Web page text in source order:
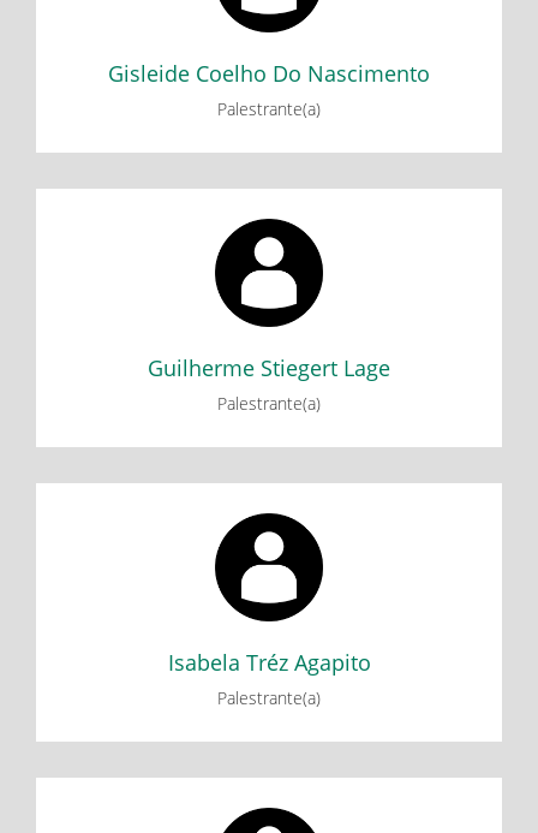
Gisleide Coelho Do Nascimento
Palestrante(a)
Florestan Fernandes e Celso Furtado
Guilherme Stiegert Lage
Palestrante(a)
Guilherme Stiegert Lage
I CICLO DE DEBATES DO GEDEB: Reflexões sobre a
formação nacional a partir de Caio Prado Jr.
Florestan Fernandes e Celso Furtado
Isabela Tréz Agapito
Palestrante(a)
Isabela Tréz Agapito
I CICLO DE DEBATES DO GEDEB: Reflexões sobre a
formação nacional a partir de Caio Prado Jr.
Florestan Fernandes e Celso Furtado
Matheus Pires Matos